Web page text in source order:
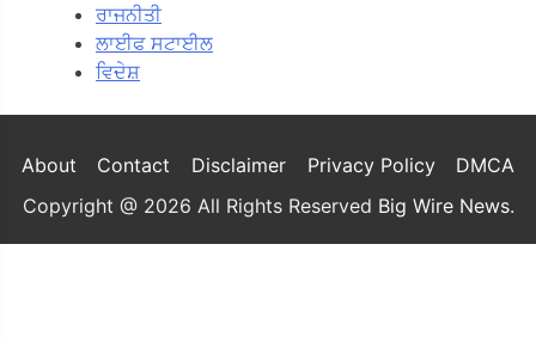
ਰਾਜਨੀਤੀ
ਲਾਈਫ ਸਟਾਈਲ
ਵਿਦੇਸ਼
About Contact Disclaimer Privacy Policy
DMCA
Copyright @ 2026 All Rights Reserved Big Wire News.